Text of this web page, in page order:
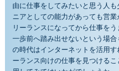
由に仕事をしてみたいと思う人
ニアとしての能力があっても営
リーランスになってから仕事を
一歩前へ踏み出せないという場
の時代はインターネットを活用
ーランス向けの仕事を見つける